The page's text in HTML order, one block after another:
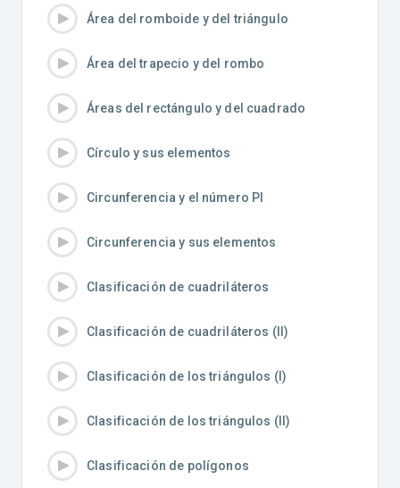
Área del romboide y del triángulo
Área del trapecio y del rombo
Áreas del rectángulo y del cuadrado
Círculo y sus elementos
Circunferencia y el número PI
Circunferencia y sus elementos
Clasificación de cuadriláteros
Clasificación de cuadriláteros (II)
Clasificación de los triángulos (I)
Clasificación de los triángulos (II)
Clasificación de polígonos